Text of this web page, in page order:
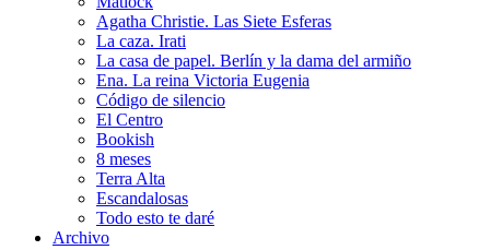
Agatha Christie. Las Siete Esferas
La caza. Irati
La casa de papel. Berlín y la dama del armiño
Ena. La reina Victoria Eugenia
Código de silencio
El Centro
Bookish
8 meses
Terra Alta
Escandalosas
Todo esto te daré
Archivo